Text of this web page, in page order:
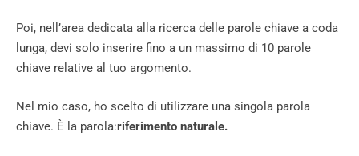
Poi, nell’area dedicata alla ricerca delle parole chiave a coda
lunga, devi solo inserire fino a un massimo di 10 parole
chiave relative al tuo argomento.
Nel mio caso, ho scelto di utilizzare una singola parola
chiave. È la parola:riferimento naturale.